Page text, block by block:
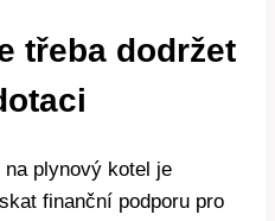
třeba dodržet
plynový kotel je
finanční podporu pro